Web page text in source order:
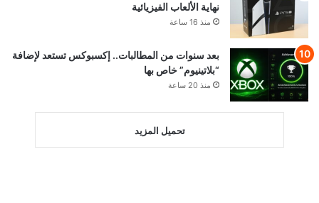
نهاية الألعاب الفيزيائية
منذ 16 ساعة
بعد سنوات من المطالبات.. إكسبوكس تستعد لإضافة
“بلاتينيوم” خاص بها
منذ 20 ساعة
تحميل المزيد